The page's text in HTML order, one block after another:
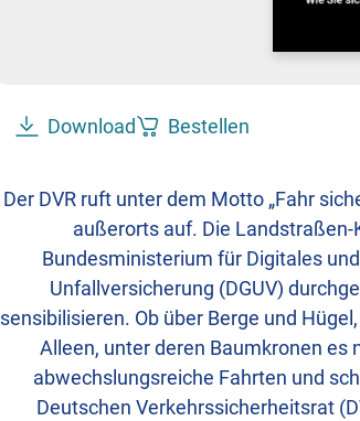
Download Bestellen
Der DVR ruft unter dem Motto „Fahr
außerorts auf. Die
Bundesministerium für Digitales
Unfallversicherung (DGUV)
sensibilisieren. Ob über Berge und
Alleen, unter deren Baumkronen
abwechslungsreiche Fahrten und
Deutschen Verkehrssicherheitsrat